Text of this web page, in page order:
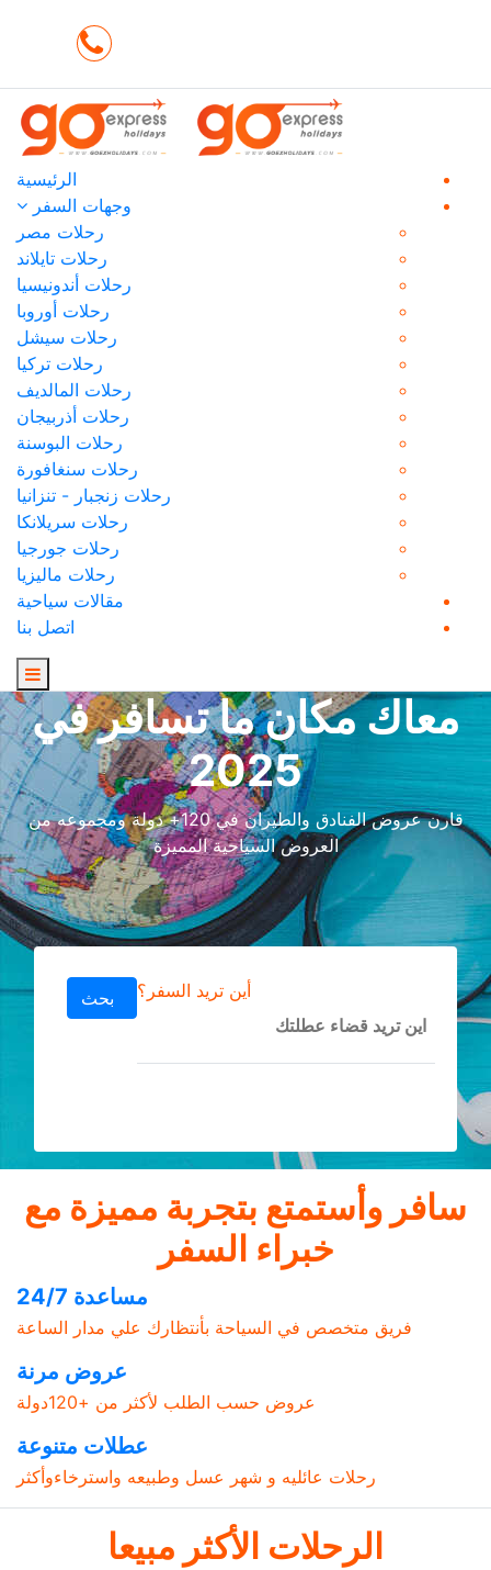
تسجيل دخول / سجل
عضوية
الرئيسية
وجهات السفر
رحلات مصر
رحلات تايلاند
رحلات أندونيسيا
رحلات أوروبا
رحلات سيشل
رحلات تركيا
رحلات المالديف
رحلات أذربيجان
رحلات البوسنة
رحلات سنغافورة
رحلات زنجبار - تنزانيا
رحلات سريلانكا
رحلات جورجيا
رحلات ماليزيا
مقالات سياحية
اتصل بنا
معاك مكان ما تسافر في
2025
قارن عروض الفنادق والطيران في 120+ دولة ومجموعه من
العروض السياحية المميزة
أين تريد السفر؟ بحث
سافر وأستمتع بتجربة مميزة مع
خبراء السفر
مساعدة 24/7
فريق متخصص في السياحة بأنتظارك علي مدار الساعة
عروض مرنة
عروض حسب الطلب لأكثر من +120دولة
عطلات متنوعة
رحلات عائليه و شهر عسل وطبيعه واسترخاءوأكثر
الرحلات الأكثر مبيعا